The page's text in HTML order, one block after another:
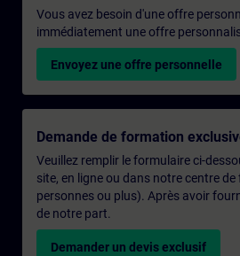
Vous avez besoin d'une offre
immédiatement une offre
Envoyez une offre personnelle
Demande de formation
Veuillez remplir le formulaire ci-
site, en ligne ou dans notre centre
personnes ou plus). Après avoir
de notre part.
Demander un devis exclusif